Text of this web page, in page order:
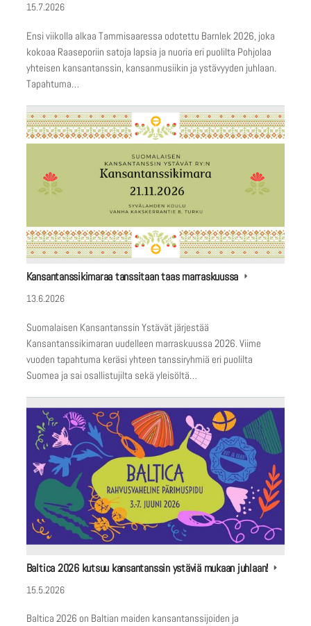
15.7.2026
Ensi viikolla alkaa Tammisaaressa odotettu Barnlek 2026, joka
kokoaa Raaseporiin satoja lapsia ja nuoria eri puolilta Pohjolaa
yhteisen kansantanssin, kansanmusiikin ja ystävyyden juhlaan.
Tapahtuma…
Kansantanssikimaraa tanssitaan taas marraskuussa
13.6.2026
Suomalaisen Kansantanssin Ystävät järjestää
Kansantanssikimaran uudelleen marraskuussa 2026. Viime
vuoden tapahtuma keräsi yhteen tanssiryhmiä eri puolilta
Suomea ja sai osallistujilta sekä yleisöltä…
Baltica 2026 kutsuu kansantanssin ystäviä mukaan juhlaan!
15.5.2026
Baltica 2026 on Baltian maiden kansantanssijoiden ja